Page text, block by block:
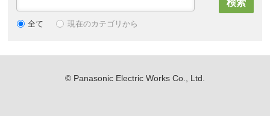
全て 現在のカテゴリから
© Panasonic Electric Works Co., Ltd.